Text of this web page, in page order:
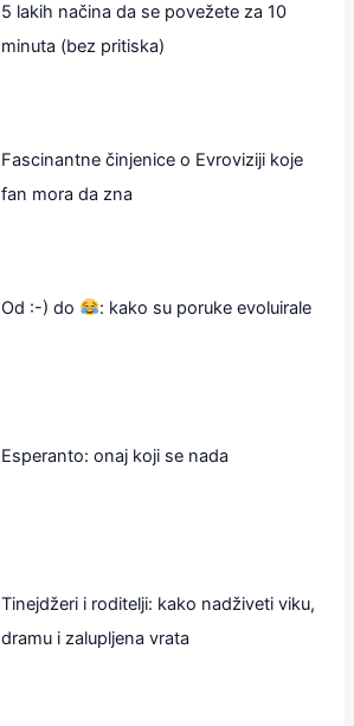
5 lakih načina da se povežete za 10
minuta (bez pritiska)
Fascinantne činjenice o Evroviziji koje
fan mora da zna
Od :-) do : kako su poruke evoluirale
Esperanto: onaj koji se nada
Tinejdžeri i roditelji: kako nadživeti viku,
dramu i zalupljena vrata